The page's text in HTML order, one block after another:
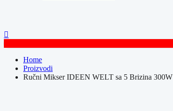
Home
Proizvodi
Ručni Mikser IDEEN WELT sa 5 Brizina 300W